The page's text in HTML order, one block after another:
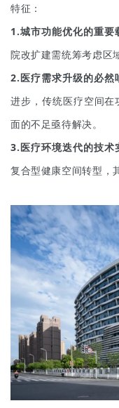
地 产
快速搜索
企业招聘
企业会员
广告投放
关于我们
联系我们
特征：
1.城市功能优化的重要
院改扩建需统筹考虑区
2.医疗需求升级的必然
进步，传统医疗空间
面的不足亟待解决。
3.医疗环境迭代的技术
复合型健康空间转型，